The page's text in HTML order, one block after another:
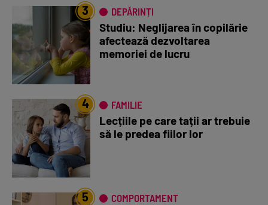
3 DEPĂRINȚI
Studiu: Neglijarea în copilărie
afectează dezvoltarea
memoriei de lucru
4 FAMILIE
Lecțiile pe care tații ar trebuie
să le predea fiilor lor
5 COMPORTAMENT